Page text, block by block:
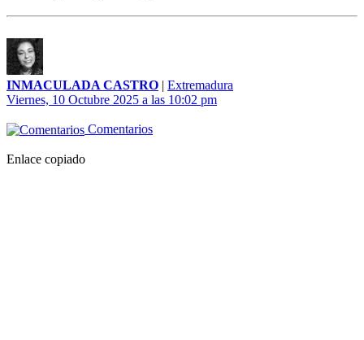
INMACULADA CASTRO | Extremadura
Viernes, 10 Octubre 2025 a las 10:02 pm
Comentarios
Enlace copiado